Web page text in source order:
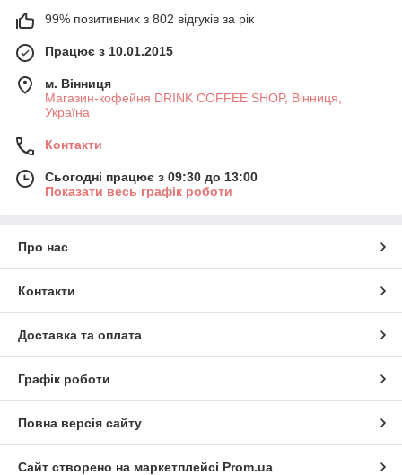
99% позитивних з 802 відгуків за рік
Працює з 10.01.2015
м. Вінниця
Магазин-кофейня DRINK COFFEE SHOP, Вінниця,
Україна
Контакти
Сьогодні працює з 09:30 до 13:00
Показати весь графік роботи
Про нас
Контакти
Доставка та оплата
Графік роботи
Повна версія сайту
Сайт створено на маркетплейсі Prom.ua